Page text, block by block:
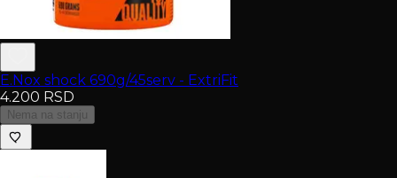
E.Nox shock 690g/45serv - ExtriFit
4.200 RSD
Nema na stanju